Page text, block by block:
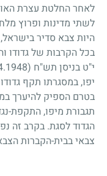
לאחר החלטת עצרת
לשתי מדינות ופרוץ
היות צבא סדיר
בכל הקרבות של גדודו
י"ט בניסן תש"ח (28.4.1948)
יפו, במסגרתו תקף
בטרם הספיק להיערך
תגבורת מיפו, התקפת-
הגדוד לסגת. בקרב זה
צבאי בבית-הקברות